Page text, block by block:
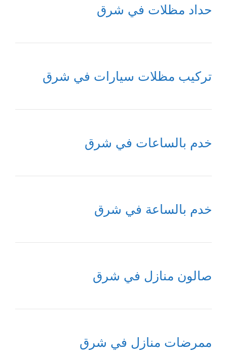
حداد مظلات في شرق
تركيب مظلات سيارات في شرق
خدم بالساعات في شرق
خدم بالساعة في شرق
صالون منازل في شرق
ممرضات منازل في شرق